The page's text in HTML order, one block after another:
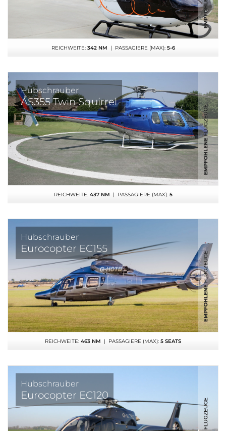
REICHWEITE: 342 NM | PASSAGIERE (MAX): 5-6
Hubschrauber
AS355 Twin Squirrel
REICHWEITE: 437 NM | PASSAGIERE (MAX): 5
Hubschrauber
Eurocopter EC155
REICHWEITE: 463 NM | PASSAGIERE (MAX): 5 SEATS
Hubschrauber
Eurocopter EC120